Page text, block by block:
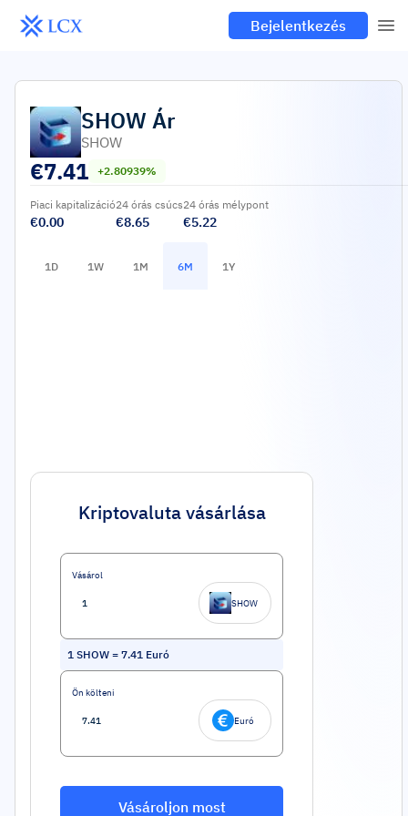
Bejelentkezés
SHOW Ár
SHOW
€7.41 +2.80939%
Piaci kapitalizáció
€0.00
24 órás csúcs
€8.65
24 órás mélypont
€5.22
1D 1W 1M 6M 1Y
Kriptovaluta vásárlása
Vásárol
SHOW
1 SHOW = 7.41 Euró
Ön költeni
Euró
Vásároljon most